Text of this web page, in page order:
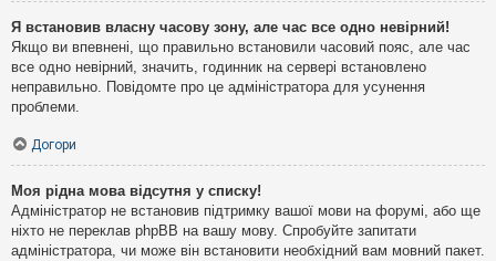
Я встановив власну часову зону, але час все одно невірний!
Якщо ви впевнені, що правильно встановили часовий пояс, але час
все одно невірний, значить, годинник на сервері встановлено
неправильно. Повідомте про це адміністратора для усунення
проблеми.
Догори
Моя рідна мова відсутня у списку!
Адміністратор не встановив підтримку вашої мови на форумі, або ще
ніхто не переклав phpBB на вашу мову. Спробуйте запитати
адміністратора, чи може він встановити необхідний вам мовний пакет.